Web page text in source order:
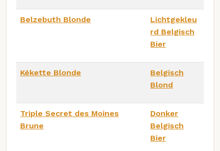
Belzebuth Blonde
Lichtgekleu
rd Belgisch
Bier
Kékette Blonde
Belgisch
Blond
Triple Secret des Moines
Brune
Donker
Belgisch
Bier